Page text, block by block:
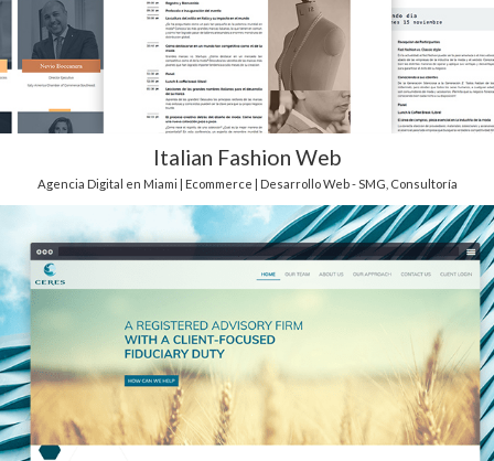
Italian Fashion Web
Agencia Digital en Miami | Ecommerce | Desarrollo Web - SMG Consultoría